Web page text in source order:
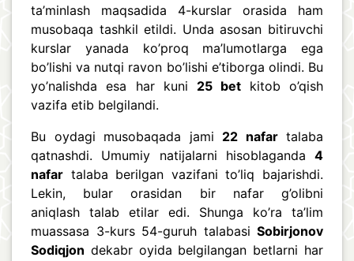
ta’minlash maqsadida 4-kurslar orasida ham
musobaqa tashkil etildi. Unda asosan bitiruvchi
kurslar yanada ko’proq ma’lumotlarga ega
bo’lishi va nutqi ravon bo’lishi e’tiborga olindi. Bu
yo’nalishda esa har kuni 25 bet kitob o’qish
vazifa etib belgilandi.
Bu oydagi musobaqada jami 22 nafartalaba
qatnashdi. Umumiy natijalarni hisoblaganda 4
nafar talaba berilgan vazifani to’liq bajarishdi.
Lekin, bular orasidan bir nafar g’olibni
aniqlash talab etilar edi. Shunga ko’ra ta’lim
muassasa 3-kurs 54-guruh talabasi Sobirjonov
Sodiqjon dekabr oyida belgilangan betlarni har